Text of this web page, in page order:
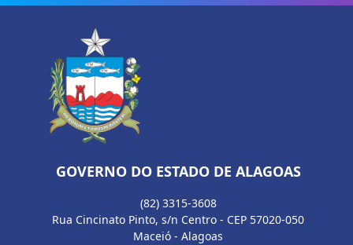
GOVERNO DO ESTADO DE ALAGOAS
(82) 3315-3608
Rua Cincinato Pinto, s/n Centro - CEP 57020-050
Maceió - Alagoas